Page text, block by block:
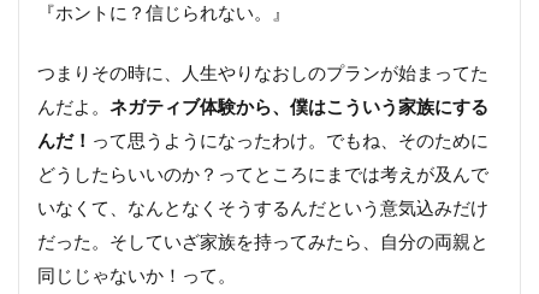
『ホントに？信じられない。』
つまりその時に、人生やりなおしのプランが始まってた
んだよ。 ネガティブ体験から、僕はこういう家族にする
んだ！ って思うようになったわけ。でもね、そのために
どうしたらいいのか？ってところにまでは考えが及んで
いなくて、なんとなくそうするんだという意気込みだけ
だった。そしていざ家族を持ってみたら、自分の両親と
同じじゃないか！って。